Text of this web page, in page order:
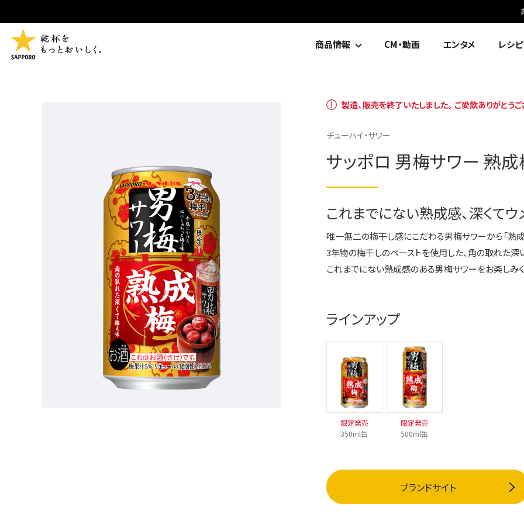
商品情報 CM・動画 エンタメ レシピ
製造、販売を終了いたしました。ご愛飲ありがとうご
チューハイ・サワー
サッポロ 男梅サワー 熟
これまでにない熟成感、深くて
唯一無二の梅干し感にこだわる男梅サワーから「熟
3年物の梅干しのペーストを使用した、角の取れた
これまでにない熟成感のある男梅サワーをお楽しみ
ラインアップ
限定発売
350ml缶
限定発売
500ml缶
ブランドサイト